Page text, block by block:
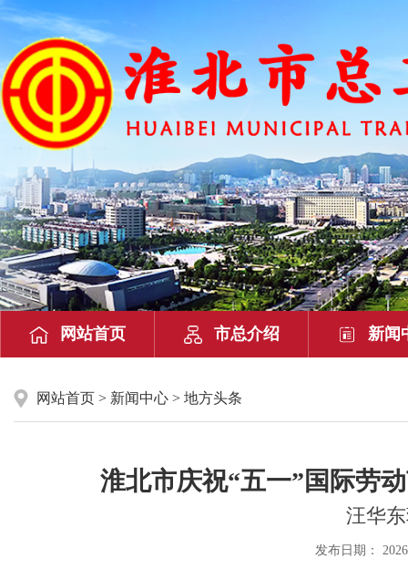
网站首页 市总介绍 新闻
网站首页 > 新闻中心 > 地方头条
淮北市庆祝“五一”国际劳
汪华
发布日期：